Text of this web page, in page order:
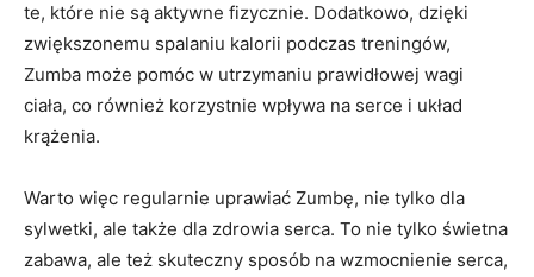
te, które nie są aktywne fizycznie. Dodatkowo, dzięki
zwiększonemu spalaniu kalorii podczas treningów,
Zumba może pomóc w utrzymaniu prawidłowej wagi
ciała, co również korzystnie wpływa na serce i układ
krążenia.
Warto więc regularnie uprawiać Zumbę, nie tylko dla
sylwetki, ale także dla zdrowia serca. To nie tylko świetna
zabawa, ale też skuteczny sposób na wzmocnienie serca,